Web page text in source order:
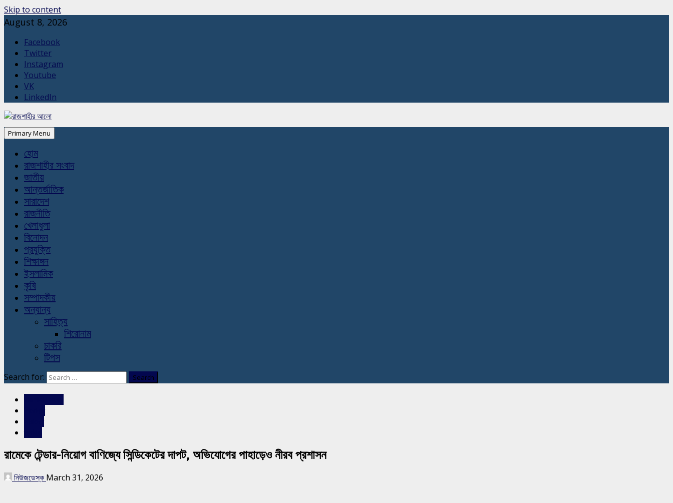
Skip to content
August 8, 2026
Facebook
Twitter
Instagram
Youtube
VK
LinkedIn
Primary Menu
হোম
রাজশাহীর সংবাদ
জাতীয়
আন্তর্জাতিক
সারাদেশ
রাজনীতি
খেলাধুলা
বিনোদন
প্রযুক্তি
শিক্ষাঙ্গন
ইসলামিক
কৃষি
সম্পাদকীয়
অন্যান্য
সাহিত্য
শিরোনাম
চাকরি
টিপস
Search for:
রামেকে টেন্ডার-নিয়োগ বাণিজ্যে সিন্ডিকেটের দাপট, অভিযোগের পাহাড়েও নীরব প্রশাসন
নিউজডেস্ক March 31, 2026